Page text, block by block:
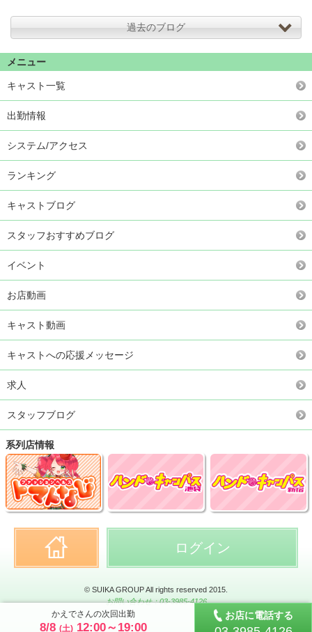
過去のブログ
メニュー
キャスト一覧
出勤情報
システム/アクセス
ランキング
キャストブログ
スタッフおすすめブログ
イベント
お店動画
キャスト動画
キャストへの応援メッセージ
求人
スタッフブログ
系列店情報
ログイン
© SUIKA GROUP All rights reserved 2015.
お問い合わせ：03-3985-4126
かえでさんの次回出勤
8/8(土) 12:00～19:00
お店に電話する